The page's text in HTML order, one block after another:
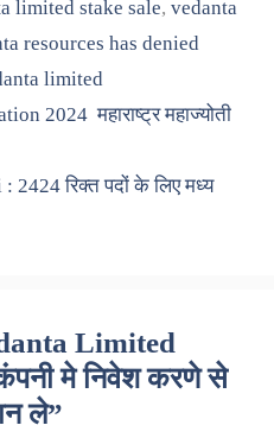
limited stake sale, vedanta
resources has denied
limited
2024 महाराष्ट्र महाज्योती
रिक्त पदों के लिए मध्य
Limited
मे निवेश करणे से
ले”